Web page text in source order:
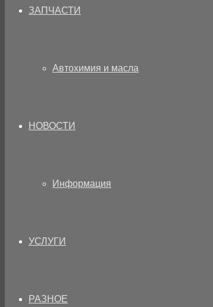
ЗАПЧАСТИ
Автохимия и масла
НОВОСТИ
Информация
УСЛУГИ
РАЗНОЕ